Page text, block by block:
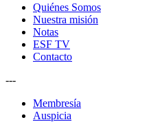
Quiénes Somos
Nuestra misión
Notas
ESF TV
Contacto
---
Membresía
Auspicia